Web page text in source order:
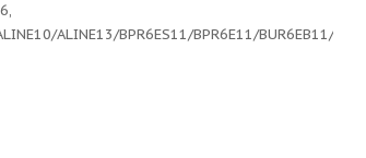
ALINE13/BPR6ES11/BPR6E11/BUR6EB11/